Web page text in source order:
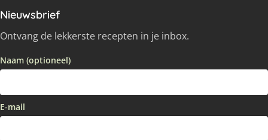
Nieuwsbrief
Ontvang de lekkerste recepten in je inbox.
Naam (optioneel)
E-mail